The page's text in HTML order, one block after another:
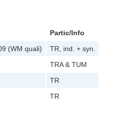
Partic/Info
(WM quali)
TR, ind. + syn.
TRA & TUM
TR
TR